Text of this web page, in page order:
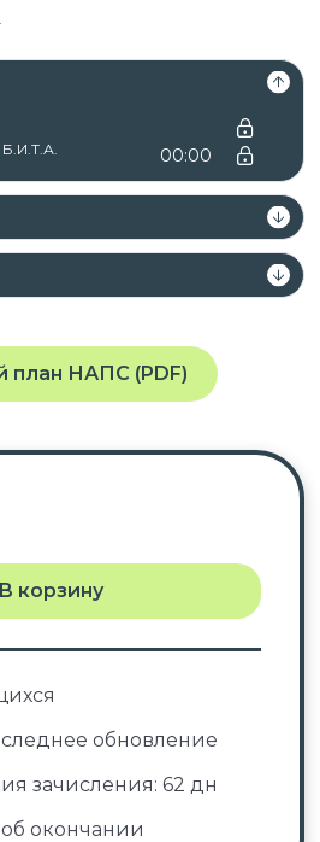
00:00
план НАПС (PDF)
В корзину
обновление
зачисления: 62 дн
окончании